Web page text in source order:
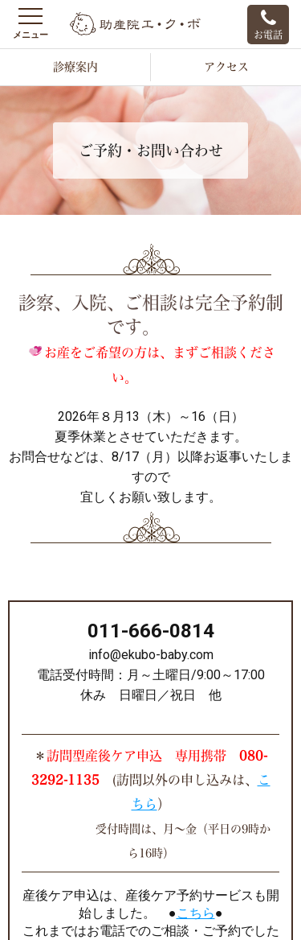
お電話
診療案内 アクセス
ご予約・お問い合わせ
診察、入院、ご相談は完全予約制
です。
お産をご希望の方は、まずご相談くださ
い。
2026年８月13（木）～16（日）
夏季休業とさせていただきます。
お問合せなどは、8/17（月）以降お返事いたしま
すので
宜しくお願い致します。
011-666-0814
info@ekubo-baby.com
電話受付時間：月～土曜日/9:00～17:00
休み 日曜日／祝日 他
＊訪問型産後ケア申込 専用携帯 080-
3292-1135(訪問以外の申し込みは、
こ
ちら ）
受付時間は、月～金（平日の9時か
ら16時）
産後ケア申込は、 産後ケア予約サービスも開
始しました。 ● こちら●
これまではお電話でのご相談・ご予約でした